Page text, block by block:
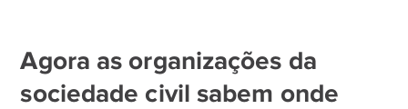
Agora as organizações da
sociedade civil sabem onde